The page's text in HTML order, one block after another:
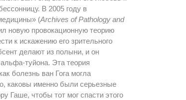
В 2005 году в
(Archives of Pathology and
новую провокационную теорию
к искажению его зрительного
делают из полыни, и он
туйона. Эта теория
болезнь ван Гога могла
каковы именно были серьезные
Гаше, чтобы тот мог спасти этого